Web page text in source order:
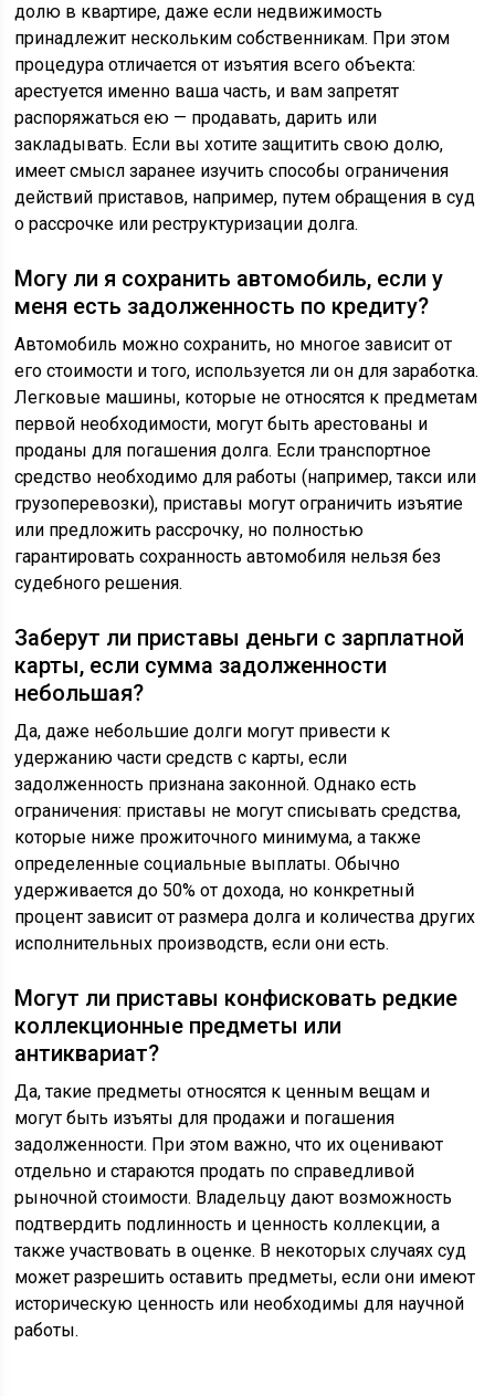
долю в квартире, даже если недвижимость
принадлежит нескольким собственникам. При этом
процедура отличается от изъятия всего объекта:
арестуется именно ваша часть, и вам запретят
распоряжаться ею — продавать, дарить или
закладывать. Если вы хотите защитить свою долю,
имеет смысл заранее изучить способы ограничения
действий приставов, например, путем обращения в суд
о рассрочке или реструктуризации долга.
Могу ли я сохранить автомобиль, если у
меня есть задолженность по кредиту?
Автомобиль можно сохранить, но многое зависит от
его стоимости и того, используется ли он для заработка.
Легковые машины, которые не относятся к предметам
первой необходимости, могут быть арестованы и
проданы для погашения долга. Если транспортное
средство необходимо для работы (например, такси или
грузоперевозки), приставы могут ограничить изъятие
или предложить рассрочку, но полностью
гарантировать сохранность автомобиля нельзя без
судебного решения.
Заберут ли приставы деньги с зарплатной
карты, если сумма задолженности
небольшая?
Да, даже небольшие долги могут привести к
удержанию части средств с карты, если
задолженность признана законной. Однако есть
ограничения: приставы не могут списывать средства,
которые ниже прожиточного минимума, а также
определенные социальные выплаты. Обычно
удерживается до 50% от дохода, но конкретный
процент зависит от размера долга и количества других
исполнительных производств, если они есть.
Могут ли приставы конфисковать редкие
коллекционные предметы или
антиквариат?
Да, такие предметы относятся к ценным вещам и
могут быть изъяты для продажи и погашения
задолженности. При этом важно, что их оценивают
отдельно и стараются продать по справедливой
рыночной стоимости. Владельцу дают возможность
подтвердить подлинность и ценность коллекции, а
также участвовать в оценке. В некоторых случаях суд
может разрешить оставить предметы, если они имеют
историческую ценность или необходимы для научной
работы.